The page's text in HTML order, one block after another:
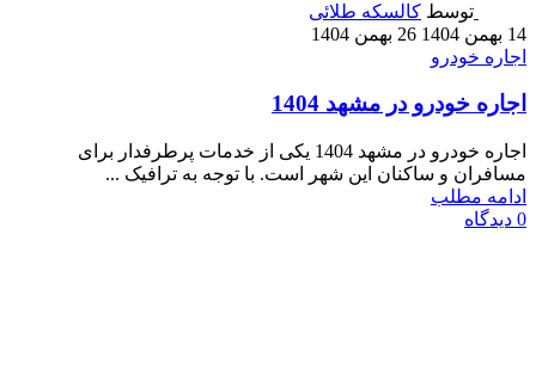
توسط کالسکه طلائی
14 بهمن 1404
26 بهمن 1404
اجاره خودرو
اجاره خودرو در مشهد 1404
اجاره خودرو در مشهد 1404 یکی از خدمات پرطرفدار برای
مسافران و ساکنان این شهر است. با توجه به ترافیک ...
ادامه مطلب
0 دیدگاه